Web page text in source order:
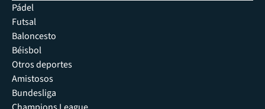
Pádel
Futsal
Baloncesto
Béisbol
Otros deportes
Amistosos
Bundesliga